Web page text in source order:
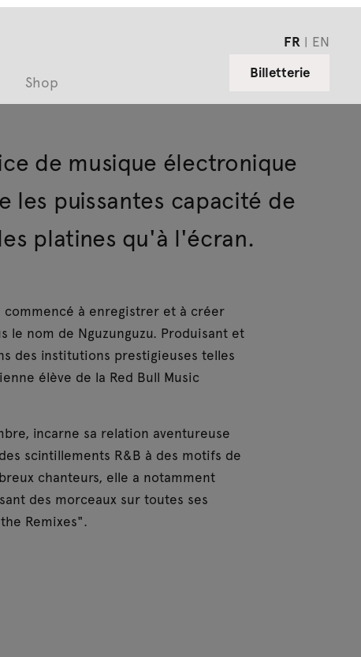
Shop
FR
EN
Billetterie
de musique électronique
les puissantes capacité de
platines qu'à l'écran.
commencé à enregistrer et à créer
le nom de Nguzunguzu. Produisant et
des institutions prestigieuses telles
élève de la Red Bull Music
incarne sa relation aventureuse
scintillements R&B à des motifs de
chanteurs, elle a notamment
des morceaux sur toutes ses
Remixes".